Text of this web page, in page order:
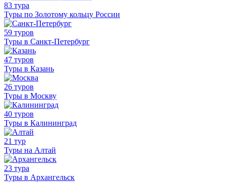
83 тура
Туры по Золотому кольцу России
59 туров
Туры в Санкт-Петербург
47 туров
Туры в Казань
26 туров
Туры в Москву
40 туров
Туры в Калининград
21 тур
Туры на Алтай
23 тура
Туры в Архангельск